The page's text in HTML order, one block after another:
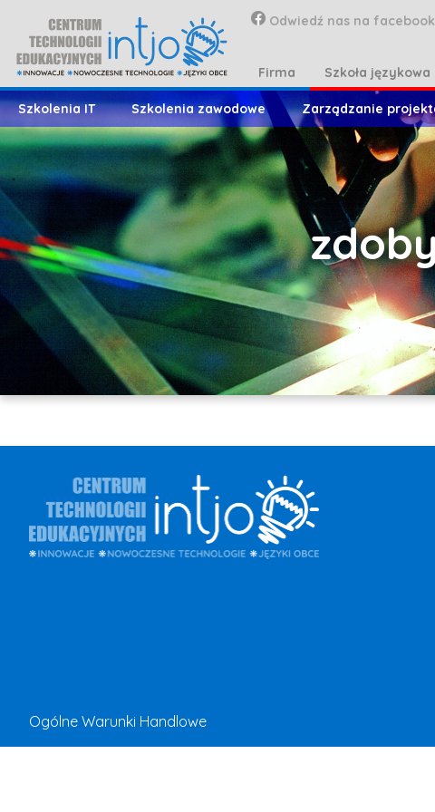
Firma Szkoła językowa
Szkolenia IT Szkolenia zawodowe Zarządzanie
Odwiedź nas na
Ogólne Warunki Handlowe